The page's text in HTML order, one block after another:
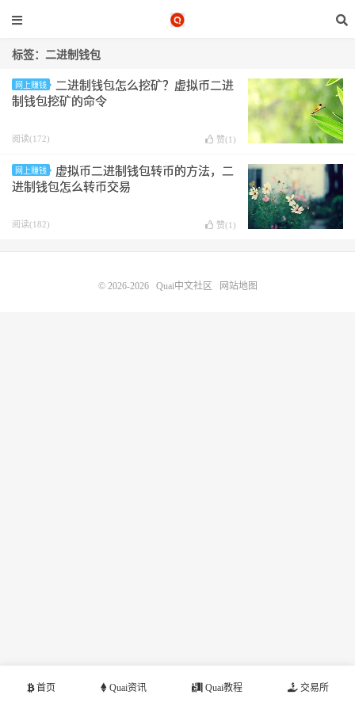
标签：二进制钱包
网上赚钱
二进制钱包怎么挖矿？虚拟币二进
制钱包挖矿的命令
阅读(172) 赞(1 )
网上赚钱
虚拟币二进制钱包转币的方法，二
进制钱包怎么转币交易
阅读(182) 赞(1 )
首页 Quai资讯 Quai教程 交易所
© 2026-2026 Quai中文社区 网站地图